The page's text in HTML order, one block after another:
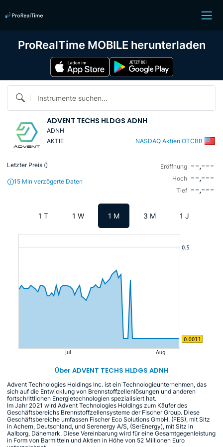
Instrumente suchen...
ADVENT TECHS HLDGS ADNH
ADNH
AKTIE
NASDAQ Aktien OTCBB
Letzter Preis ()
15 Min verzögerte Daten
Eröffnung --,---
Hoch --,---
Tief --,---
1 T 1 W 1 M 3 M 1 J
Über ADVENT TECHS HLDGS ADNH
Advent Technologies Holdings Inc. ist ein Technologieunternehmen, das
sich auf die Entwicklung von Brennstoffzellenlösungen und anderen
fortschrittlichen Energietechnologien spezialisiert hat.
Im Jahr 2021 wird Advent Technologies Holdings zum Käufer des
Geschäftsbereichs Brennstoffzellensysteme der Fischer Group. Diese
Geschäftsbereiche umfassen Fischer Eco Solutions GmbH, (FES), mit Sitz
in Achern, Deutschland, und Serenergy A/S, (SerEnergy), mit Sitz in
Aalborg, Dänemark. Diese Vereinbarung wird für eine Gesamtgegenleistung
in Form von Barmitteln und Aktien in Höhe von 52 Millionen Euro
ProRealTime MOBILE herunterladen